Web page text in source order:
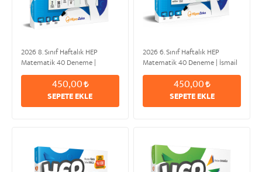
2026 8. Sınıf Haftalık HEP
Matematik 40 Deneme |
Mustafa AK & Abdurrahman
ULAŞ & Sefa TUNCAY &
Mehmet Can AZİZOĞLU
450,00
SEPETE EKLE
2026 6. Sınıf Haftalık HEP
Matematik 40 Deneme | İsmail
BEGİT
450,00
SEPETE EKLE